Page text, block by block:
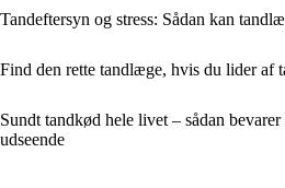
Tandeftersyn og stress: Sådan kan
Find den rette tandlæge, hvis du lider af
Sundt tandkød hele livet – sådan
udseende